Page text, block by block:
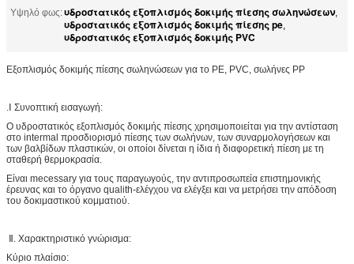
Υψηλό φως:υδροστατικός εξοπλισμός δοκιμής πίεσης σωληνώσεων,
υδροστατικός εξοπλισμός δοκιμής πίεσης pe,
υδροστατικός εξοπλισμός δοκιμής PVC
Εξοπλισμός δοκιμής πίεσης σωληνώσεων για το PE, PVC, σωλήνες PP
.Ⅰ Συνοπτική εισαγωγή:
Ο υδροστατικός εξοπλισμός δοκιμής πίεσης χρησιμοποιείται για την αντίσταση
στο intermal προσδιορισμό πίεσης των σωλήνων, των συναρμολογήσεων και
των βαλβίδων πλαστικών, οι οποίοι δίνεται η ίδια ή διαφορετική πίεση με τη
σταθερή θερμοκρασία.
Είναι mecessary για τους παραγωγούς, την αντιπροσωπεία επιστημονικής
έρευνας και το όργανο qualith-ελέγχου να ελέγξει και να μετρήσει την απόδοση
του δοκιμαστικού κομματιού.
Ⅱ. Χαρακτηριστικό γνώρισμα:
Κύριο πλαίσιο: